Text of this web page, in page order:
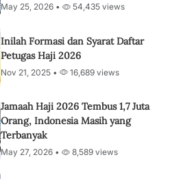
May 25, 2026 • 54,435 views
Inilah Formasi dan Syarat Daftar
Petugas Haji 2026
Nov 21, 2025 • 16,689 views
Jamaah Haji 2026 Tembus 1,7 Juta
Orang, Indonesia Masih yang
Terbanyak
May 27, 2026 • 8,589 views